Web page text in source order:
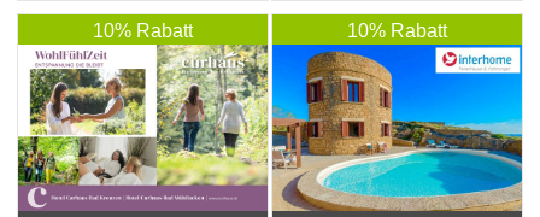
10% Rabatt 10% Rabatt